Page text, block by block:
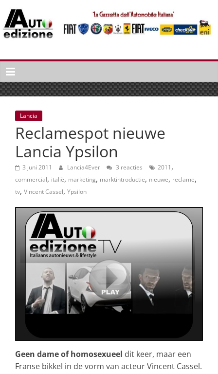
naar
inhoud
Auto
Edizione
La
Gazetta
dell'Automobile
Italiana
Italiaans
autonieuws
lifestyle
Lancia
Reclamespot nieuwe
Lancia Ypsilon
3 juni 2011 Lancia4Ever 3 reacties 2011,
commercial, italië, marketing, marktintroductie, nieuwe, reclame,
tv, Vincent Cassel, Ypsilon
Geen dame of homosexueel dit keer, maar een
Franse bikkel in de vorm van acteur Vincent Cassel.